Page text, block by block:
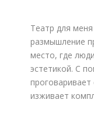
Театр для
размышление
место, где
эстетикой. С
изживает